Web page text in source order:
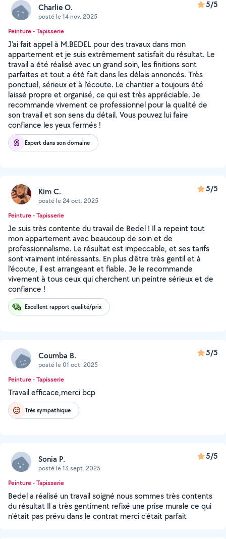
Charlie O.
posté le 14 nov. 2025
5/5
Peinture - Tapisserie
J’ai fait appel à M.BEDEL pour des travaux dans mon
appartement et je suis extrêmement satisfait du résultat. Le
travail a été réalisé avec un grand soin, les finitions sont
parfaites et tout a été fait dans les délais annoncés. Très
ponctuel, sérieux et à l’écoute. Le chantier a toujours été
laissé propre et organisé, ce qui est très appréciable. Je
recommande vivement ce professionnel pour la qualité de
son travail et son sens du détail. Vous pouvez lui faire
confiance les yeux fermés !
Expert dans son domaine
Kim C.
posté le 24 oct. 2025
5/5
Peinture - Tapisserie
Je suis très contente du travail de Bedel ! Il a repeint tout
mon appartement avec beaucoup de soin et de
professionnalisme. Le résultat est impeccable, et ses tarifs
sont vraiment intéressants. En plus d’être très gentil et à
l’écoute, il est arrangeant et fiable. Je le recommande
vivement à tous ceux qui cherchent un peintre sérieux et de
confiance !
Excellent rapport qualité/prix
Coumba B.
posté le 01 oct. 2025
5/5
Peinture - Tapisserie
Travail efficace,merci bcp
Très sympathique
Sonia P.
posté le 13 sept. 2025
5/5
Peinture - Tapisserie
Bedel a réalisé un travail soigné nous sommes très contents
du résultat Il a très gentiment refixé une prise murale ce qui
n'était pas prévu dans le contrat merci c'était parfait